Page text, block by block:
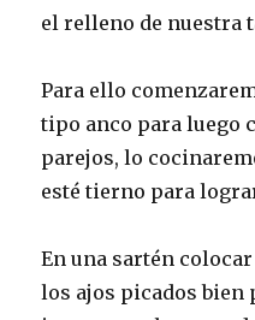
el relleno de nuestra
Para ello
tipo anco para luego
parejos, lo
esté tierno para
En una sartén
los ajos picados bien